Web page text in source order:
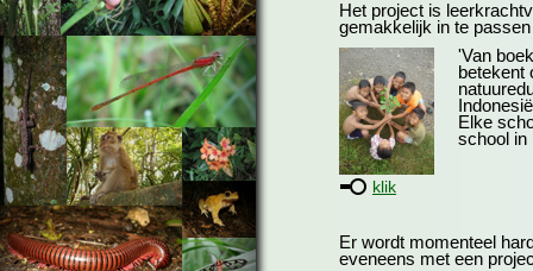
Het project is
gemakkelijk in te
klik
'Van
betekent
Elke
school in
Er wordt momenteel
eveneens met een